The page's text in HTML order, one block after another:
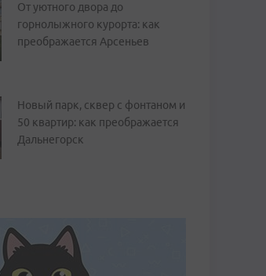
От уютного двора до
горнолыжного курорта: как
преображается Арсеньев
Новый парк, сквер с фонтаном и
50 квартир: как преображается
Дальнегорск